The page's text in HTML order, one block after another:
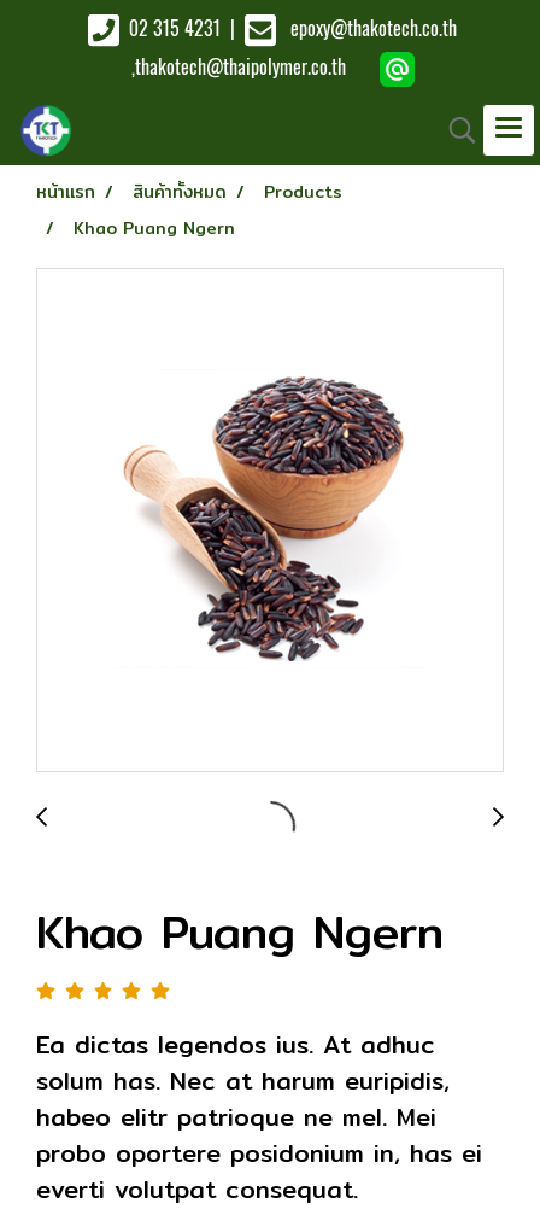
02 315 4231
epoxy@thakotech.co.th
,thakotech@thaipolymer.co.th
หน้าแรก สินค้าทั้งหมด
Products
Khao Puang Ngern
Khao Puang Ngern
Ea dictas legendos ius. At adhuc
solum has. Nec at harum euripidis,
habeo elitr patrioque ne mel. Mei
probo oportere posidonium in, has ei
everti volutpat consequat.